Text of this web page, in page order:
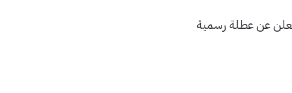
عن عطلة رسمية